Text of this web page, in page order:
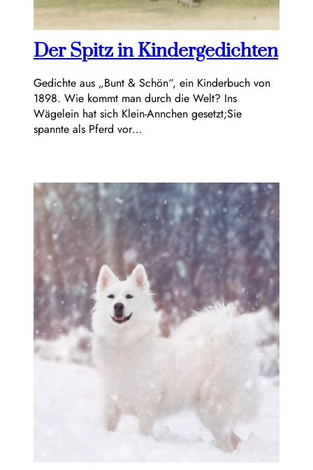
Der Spitz in Kindergedichten
Gedichte aus „Bunt & Schön“, ein Kinderbuch von
1898. Wie kommt man durch die Welt? Ins
Wägelein hat sich Klein-Annchen gesetzt;Sie
spannte als Pferd vor…